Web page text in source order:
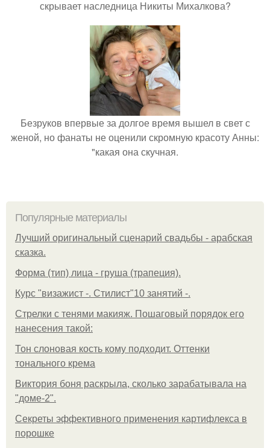
скрывает наследница Никиты Михалкова?
Безруков впервые за долгое время вышел в свет с
женой, но фанаты не оценили скромную красоту Анны:
"какая она скучная.
Популярные материалы
Лучший оригинальный сценарий свадьбы - арабская
сказка.
Форма (тип) лица - груша (трапеция).
Курс "визажист -. Стилист"10 занятий -.
Стрелки с тенями макияж. Пошаговый порядок его
нанесения такой:
Тон слоновая кость кому подходит. Оттенки
тонального крема
Виктория боня раскрыла, сколько зарабатывала на
"доме-2".
Секреты эффективного применения картифлекса в
порошке